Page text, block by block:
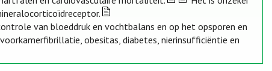
van bloeddruk en vochtbalans en op het opsporen en
obesitas, diabetes, nierinsufficiëntie en